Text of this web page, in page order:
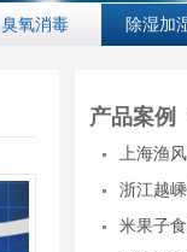
臭氧消毒 除湿加
产品案例
上海渔
浙江越
米果子